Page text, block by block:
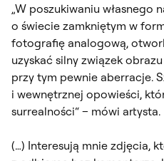
„W poszukiwaniu własnego
o świecie zamkniętym w
fotografię analogową,
uzyskać silny związek
przy tym pewnie aberracje.
i wewnętrznej opowieści,
surrealności“ – mówi artysta.
(…) Interesują mnie zdjęcia,